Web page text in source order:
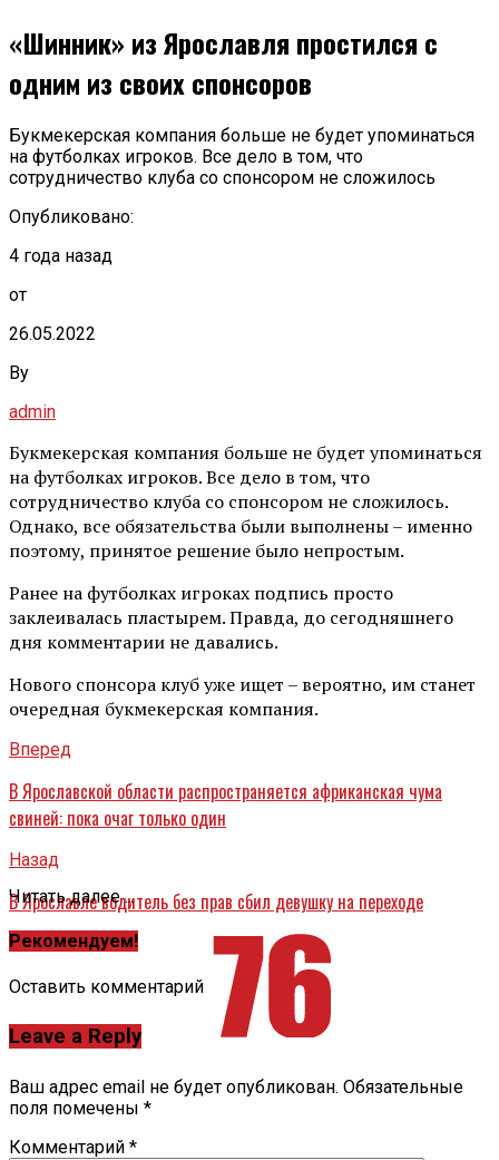
«Шинник» из Ярославля простился с
одним из своих спонсоров
Букмекерская компания больше не будет упоминаться
на футболках игроков. Все дело в том, что
сотрудничество клуба со спонсором не сложилось
Опубликовано:
4 года назад
от
26.05.2022
By
admin
Букмекерская компания больше не будет упоминаться
на футболках игроков. Все дело в том, что
сотрудничество клуба со спонсором не сложилось.
Однако, все обязательства были выполнены – именно
поэтому, принятое решение было непростым.
Ранее на футболках игроках подпись просто
заклеивалась пластырем. Правда, до сегодняшнего
дня комментарии не давались.
Нового спонсора клуб уже ищет – вероятно, им станет
очередная букмекерская компания.
Вперед
В Ярославской области распространяется африканская чума
свиней: пока очаг только один
Назад
В Ярославле водитель без прав сбил девушку на переходе
Читать далее ...
Рекомендуем!
Оставить комментарий
Leave a Reply
Ваш адрес email не будет опубликован. Обязательные
поля помечены *
Комментарий *